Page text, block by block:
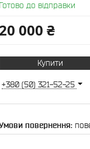
Готово до відправки
20 000 ₴
Купити
+380 (50) 321-52-25